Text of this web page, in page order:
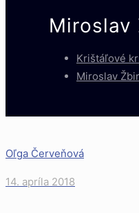
Miroslav
Krištáľové
Miroslav
Oľga Červeňová
14. apríla 2018